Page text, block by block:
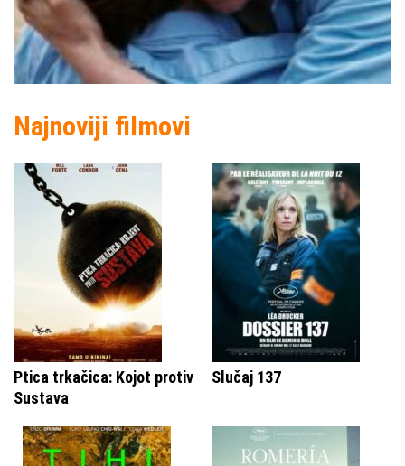
Najnoviji filmovi
Ptica trkačica: Kojot protiv
Sustava
Slučaj 137